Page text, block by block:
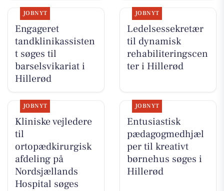
JOBNYT
Engageret
tandklinikassisten
t søges til
barselsvikariat i
Hillerød
JOBNYT
Ledelsessekretær
til dynamisk
rehabiliteringscen
ter i Hillerød
JOBNYT
Kliniske vejledere
til
ortopædkirurgisk
afdeling på
Nordsjællands
Hospital søges
JOBNYT
Entusiastisk
pædagogmedhjæl
per til kreativt
børnehus søges i
Hillerød